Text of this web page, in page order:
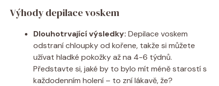
Výhody depilace voskem
Dlouhotrvající výsledky: Depilace voskem
odstraní chloupky od kořene, takže si můžete
užívat hladké pokožky až na 4-6 týdnů.
Představte si, jaké by to bylo mít méně starostí s
každodenním holení – to zní lákavě, že?